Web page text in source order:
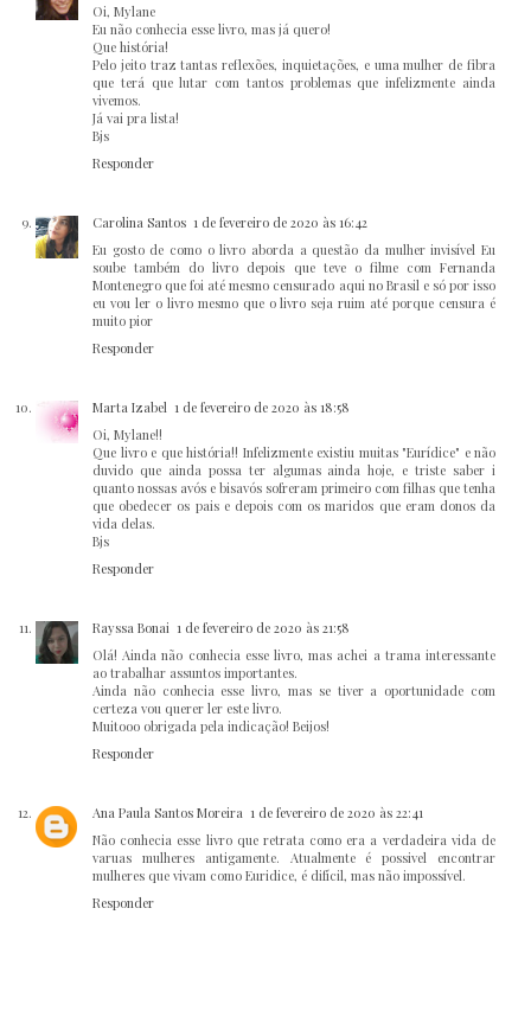
Oi, Mylane
Eu não conhecia esse livro, mas já quero!
Que história!
Pelo jeito traz tantas reflexões, inquietações, e uma mulher de fibra
que terá que lutar com tantos problemas que infelizmente ainda
vivemos.
Já vai pra lista!
Bjs
Responder
Carolina Santos 1 de fevereiro de 2020 às 16:42
Eu gosto de como o livro aborda a questão da mulher invisível Eu
soube também do livro depois que teve o filme com Fernanda
Montenegro que foi até mesmo censurado aqui no Brasil e só por isso
eu vou ler o livro mesmo que o livro seja ruim até porque censura é
muito pior
Responder
Marta Izabel 1 de fevereiro de 2020 às 18:58
Oi, Mylane!!
Que livro e que história!! Infelizmente existiu muitas "Eurídice" e não
duvido que ainda possa ter algumas ainda hoje, e triste saber i
quanto nossas avós e bisavós sofreram primeiro com filhas que tenha
que obedecer os pais e depois com os maridos que eram donos da
vida delas.
Bjs
Responder
Rayssa Bonai 1 de fevereiro de 2020 às 21:58
Olá! Ainda não conhecia esse livro, mas achei a trama interessante
ao trabalhar assuntos importantes.
Ainda não conhecia esse livro, mas se tiver a oportunidade com
certeza vou querer ler este livro.
Muitooo obrigada pela indicação! Beijos!
Responder
Ana Paula Santos Moreira 1 de fevereiro de 2020 às 22:41
Não conhecia esse livro que retrata como era a verdadeira vida de
varuas mulheres antigamente. Atualmente é possivel encontrar
mulheres que vivam como Euridice, é difícil, mas não impossível.
Responder